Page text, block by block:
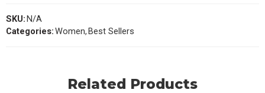
SKU: N/A
Categories:Women, Best Sellers
Related Products